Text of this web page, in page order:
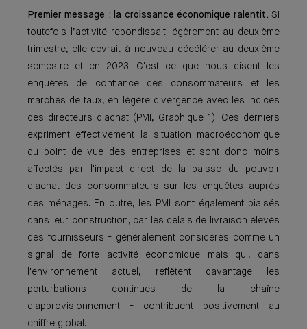
Premier message : la croissance économique ralentit. Si
toutefois l’activité rebondissait légèrement au deuxième
trimestre, elle devrait à nouveau décélérer au deuxième
semestre et en 2023. C'est ce que nous disent les
enquêtes de confiance des consommateurs et les
marchés de taux, en légère divergence avec les indices
des directeurs d'achat (PMI, Graphique 1). Ces derniers
expriment effectivement la situation macroéconomique
du point de vue des entreprises et sont donc moins
affectés par l'impact direct de la baisse du pouvoir
d'achat des consommateurs sur les enquêtes auprès
des ménages. En outre, les PMI sont également biaisés
dans leur construction, car les délais de livraison élevés
des fournisseurs - généralement considérés comme un
signal de forte activité économique mais qui, dans
l'environnement actuel, reflètent davantage les
perturbations continues de la chaîne
d'approvisionnement - contribuent positivement au
chiffre global.